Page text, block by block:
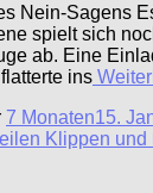
Nein-Sagens
spielt sich
ab. Eine
ins
7 Monaten15.